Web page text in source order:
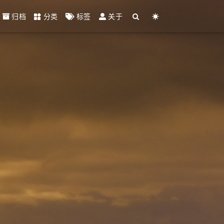
归档 分类 标签 关于